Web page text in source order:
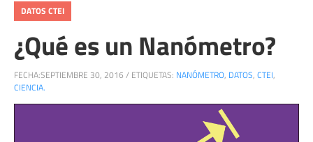
DATOS CTEI
¿Qué es un Nanómetro?
FECHA:SEPTIEMBRE 30, 2016 / ETIQUETAS: NANÓMETRO, DATOS, CTEI,
CIENCIA.